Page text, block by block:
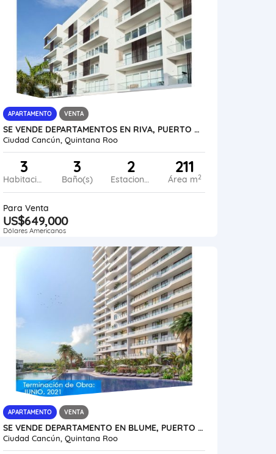
APARTAMENTO VENTA
SE VENDE DEPARTAMENTOS EN RIVA, PUERTO CANCUN MÉXICO VE02-110MEX-CO
Ciudad Cancún, Quintana Roo
3
Habitaciones
3
Baño(s)
2
Estacionamiento
211
Área m2
Para Venta
US$649,000
Dólares Americanos
APARTAMENTO VENTA
SE VENDE DEPARTAMENTO EN BLUME, PUERTO CANCUN MÉXICO VE02-088MEX-CO
Ciudad Cancún, Quintana Roo